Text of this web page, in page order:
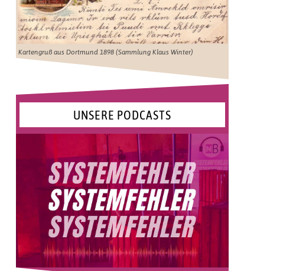
Kartengruß aus Dortmund 1898 (Sammlung Klaus Winter)
UNSERE PODCASTS